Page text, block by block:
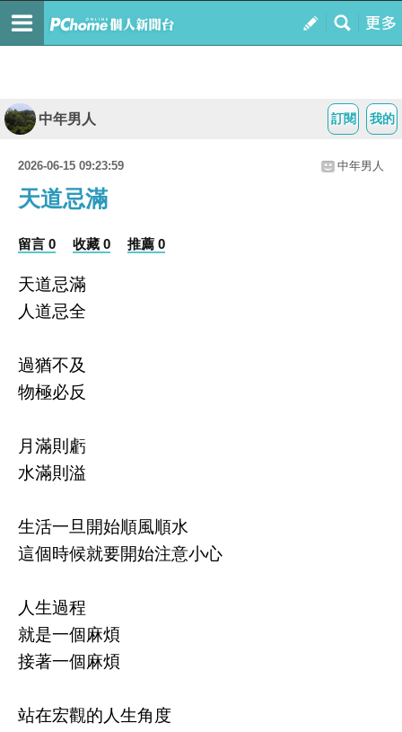
我的
訂閱
中年男人
2026-06-15 09:23:59 中年男人
天道忌滿
留言 0 收藏 0 推薦 0
天道忌滿
人道忌全
過猶不及
物極必反
月滿則虧
水滿則溢
生活一旦開始順風順水
這個時候就要開始注意小心
人生過程
就是一個麻煩
接著一個麻煩
站在宏觀的人生角度